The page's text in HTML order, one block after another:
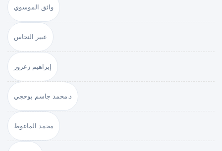
واثق الموسوي
عبير النحاس
إبراهيم زعرور
د.محمد جاسم بوحجي
محمد الماغوط